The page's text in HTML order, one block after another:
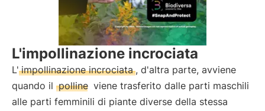
L'impollinazione incrociata
L' impollinazione incrociata , d'altra parte, avviene
quando il polline viene trasferito dalle parti maschili
alle parti femminili di piante diverse della stessa